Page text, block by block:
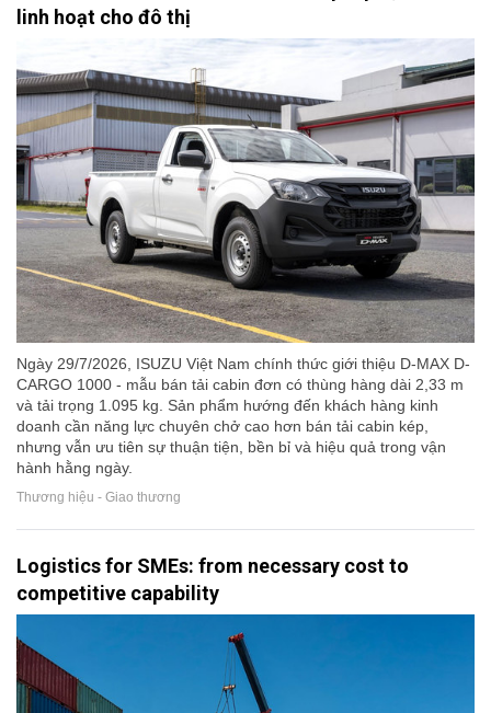
linh hoạt cho đô thị
Ngày 29/7/2026, ISUZU Việt Nam chính thức giới thiệu D-MAX D-
CARGO 1000 - mẫu bán tải cabin đơn có thùng hàng dài 2,33 m
và tải trọng 1.095 kg. Sản phẩm hướng đến khách hàng kinh
doanh cần năng lực chuyên chở cao hơn bán tải cabin kép,
nhưng vẫn ưu tiên sự thuận tiện, bền bỉ và hiệu quả trong vận
hành hằng ngày.
Thương hiệu - Giao thương
Logistics for SMEs: from necessary cost to
competitive capability